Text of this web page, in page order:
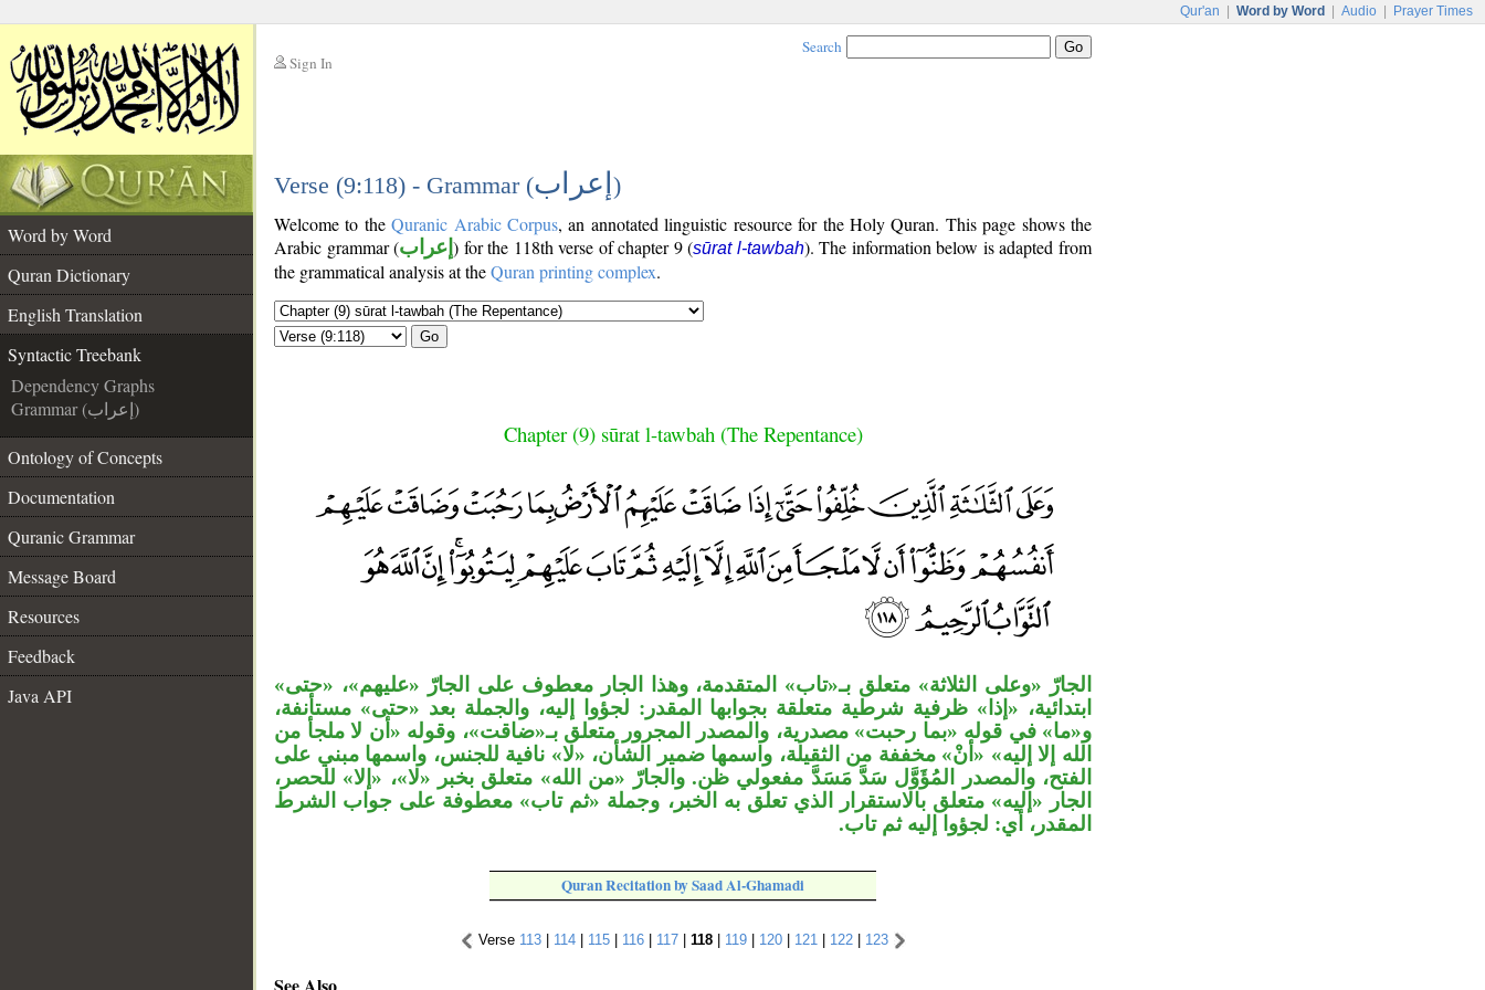
Qur'an Word by Word Audio Prayer Times
Sign In
Search
Verse (9:118) - Grammar (إعراب )
Word by Word
Quran Dictionary
English Translation
Syntactic Treebank
Dependency Graphs
Grammar (إعراب)
Ontology of Concepts
Documentation
Quranic Grammar
Message Board
Resources
Feedback
Java API
Welcome to theQuranic Arabic Corpus, an annotated linguistic resource for the Holy Quran. This page shows the
Arabic grammar (إعراب) for the 118th verse of chapter 9 (sūrat l-tawbah). The information below is adapted from
the grammatical analysis at theQuran printing complex.
Go
Chapter (9) sūrat l-tawbah (The Repentance)
الجارّ «وعلى الثلاثة» متعلق بـ«تاب» المتقدمة، وهذا الجار معطوف على الجارّ «عليهم»، «حتى»
ابتدائية، «إذا» ظرفية شرطية متعلقة بجوابها المقدر: لجؤوا إليه، والجملة بعد «حتى» مستأنفة،
و«ما» في قوله «بما رحبت» مصدرية، والمصدر المجرور متعلق بـ«ضاقت»، وقوله «أن لا ملجأ من
الله إلا إليه» «أنْ» مخففة من الثقيلة، واسمها ضمير الشأن، «لا» نافية للجنس، واسمها مبني على
الفتح، والمصدر المُؤَوَّل سَدَّ مَسَدَّ مفعولي ظن. والجارّ «من الله» متعلق بخبر «لا»، «إلا» للحصر،
الجار «إليه» متعلق بالاستقرار الذي تعلق به الخبر، وجملة «ثم تاب» معطوفة على جواب الشرط
المقدر، أي: لجؤوا إليه ثم تاب.
Quran Recitation by Saad Al-Ghamadi
Verse 113| 114| 115| 116| 117| 118| 119| 120| 121 122| 123